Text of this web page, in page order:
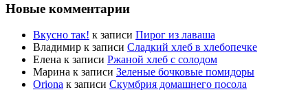
Новые комментарии
Вкусно так! к записи Пирог из лаваша
Владимир к записи Сладкий хлеб в хлебопечке
Елена к записи Ржаной хлеб с солодом
Марина к записи Зеленые бочковые помидоры
Oriona к записи Скумбрия домашнего посола